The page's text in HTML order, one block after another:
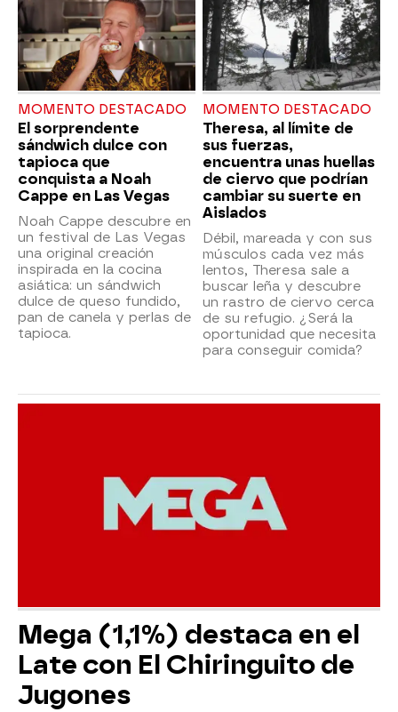
MOMENTO DESTACADO
El sorprendente
sándwich dulce con
tapioca que
conquista a Noah
Cappe en Las Vegas
Noah Cappe descubre en
un festival de Las Vegas
una original creación
inspirada en la cocina
asiática: un sándwich
dulce de queso fundido,
pan de canela y perlas de
tapioca.
MOMENTO DESTACADO
Theresa, al límite de
sus fuerzas,
encuentra unas huellas
de ciervo que podrían
cambiar su suerte en
Aislados
Débil, mareada y con sus
músculos cada vez más
lentos, Theresa sale a
buscar leña y descubre
un rastro de ciervo cerca
de su refugio. ¿Será la
oportunidad que necesita
para conseguir comida?
Mega (1,1%) destaca en el
Late con El Chiringuito de
Jugones